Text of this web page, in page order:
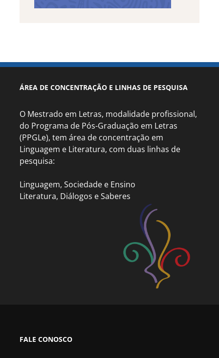
ÁREA DE CONCENTRAÇÃO E LINHAS DE PESQUISA
O Mestrado em Letras, modalidade profissional,
do Programa de Pós-Graduação em Letras
(PPGLe), tem área de concentração em
Linguagem e Literatura, com duas linhas de
pesquisa:
Linguagem, Sociedade e Ensino
Literatura, Diálogos e Saberes
FALE CONOSCO